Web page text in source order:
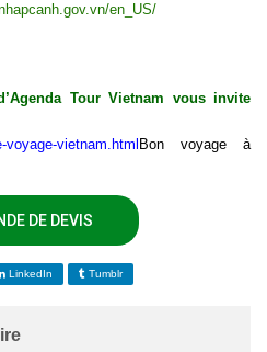
en_US/
Tour Vietnam vous invite
voyage-vietnam.html Bon voyage à
DE DEVIS
LinkedIn Tumblr